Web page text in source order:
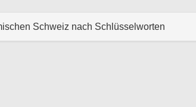
Schweiz nach Schlüsselworten